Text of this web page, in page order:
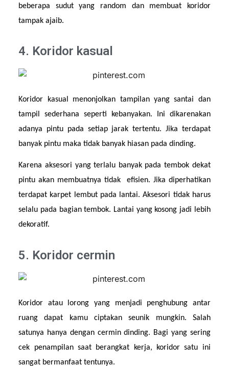
beberapa sudut yang random dan membuat koridor
tampak ajaib.
4. Koridor kasual
Koridor kasual menonjolkan tampilan yang santai dan
tampil sederhana seperti kebanyakan. Ini dikarenakan
adanya pintu pada setiap jarak tertentu. Jika terdapat
banyak pintu maka tidak banyak hiasan pada dinding.
Karena aksesori yang terlalu banyak pada tembok dekat
pintu akan membuatnya tidak  efisien. Jika diperhatikan
terdapat karpet lembut pada lantai. Aksesori tidak harus
selalu pada bagian tembok. Lantai yang kosong jadi lebih
dekoratif.
5. Koridor cermin
Koridor atau lorong yang menjadi penghubung antar
ruang dapat kamu ciptakan seunik mungkin. Salah
satunya hanya dengan cermin dinding. Bagi yang sering
cek penampilan saat berangkat kerja, koridor satu ini
sangat bermanfaat tentunya.